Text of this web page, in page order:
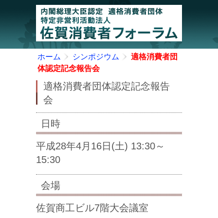
ホーム シンポジウム
適格消費者団
体認定記念報告会
適格消費者団体認定記念報告
会
日時
平成28年4月16日(土) 13:30～
15:30
会場
佐賀商工ビル7階大会議室